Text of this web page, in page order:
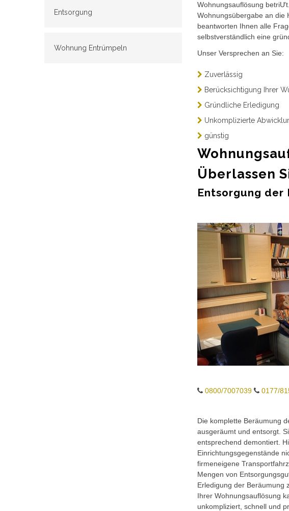
Entsorgung
Wohnung Entrümpeln
Wohnungsauflösung
Wohnungsübergabe an die
beantworten Ihnen alle
selbstverständlich eine
Unser Versprechen an Sie:
Zuverlässig
Berücksichtigung Ihrer
Gründliche Erledigung
Unkomplizierte
günstig
Überlassen
Entsorgung der
0800/7007039 0177/
Die komplette Beräumung
ausgeräumt und entsorgt.
entsprechend demontiert.
Einrichtungsgegenstände
firmeneigene
Mengen von
Erledigung der Beräumung
Ihrer Wohnungsauflösung
unkompliziert, schnell und